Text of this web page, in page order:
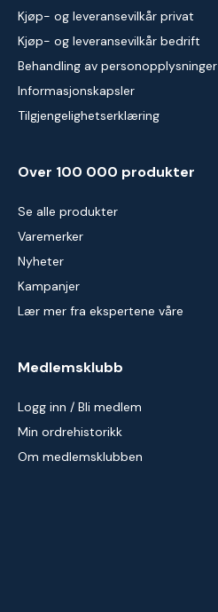
Kjøp- og leveransevilkår privat
Kjøp- og leveransevilkår bedrift
Behandling av personopplysninger
Informasjonskapsler
Tilgjengelighetserklæring
Over 100 000 produkter
Se alle produkter
Varemerker
Nyheter
Kampanjer
Lær mer fra ekspertene våre
Medlemsklubb
Logg inn / Bli medlem
Min ordrehistorikk
Om medlemsklubben